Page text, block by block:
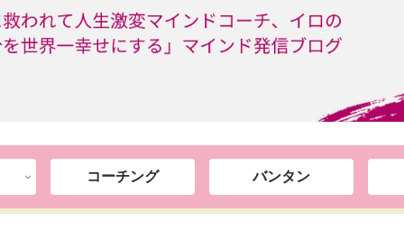
コーチング バンタン